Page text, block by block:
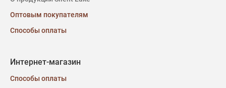
Оптовым покупателям
Способы оплаты
Интернет-магазин
Способы оплаты